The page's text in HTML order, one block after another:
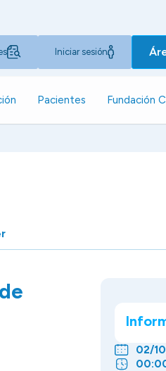
Iniciar sesión
Pacientes Fundación
02/